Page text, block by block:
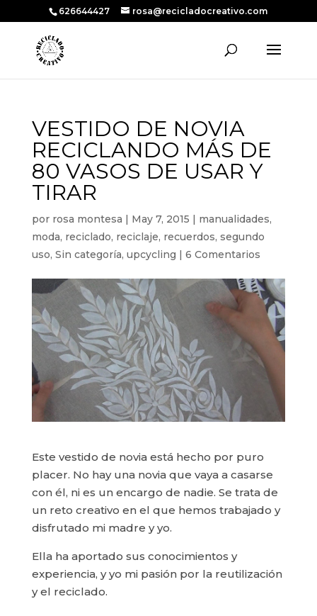
626644427 rosa@recicladocreativo.com
VESTIDO DE NOVIA
RECICLANDO MÁS DE
80 VASOS DE USAR Y
TIRAR
por rosa montesa | May 7, 2015 | manualidades,
moda, reciclado, reciclaje, recuerdos, segundo
uso, Sin categoría, upcycling | 6 Comentarios
Este vestido de novia está hecho por puro
placer. No hay una novia que vaya a casarse
con él, ni es un encargo de nadie. Se trata de
un reto creativo en el que hemos trabajado y
disfrutado mi madre y yo.
Ella ha aportado sus conocimientos y
experiencia, y yo mi pasión por la reutilización
y el reciclado.